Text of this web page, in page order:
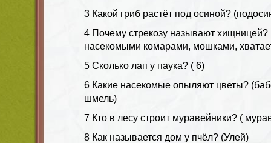
3 Какой гриб растёт под осиной?
4 Почему стрекозу называют хищницей?
насекомыми комарами, мошками,
5 Сколько лап у паука? ( 6)
6 Какие насекомые опыляют цветы?
шмель)
7 Кто в лесу строит муравейники? (
8 Как называется дом у пчёл? (Улей)